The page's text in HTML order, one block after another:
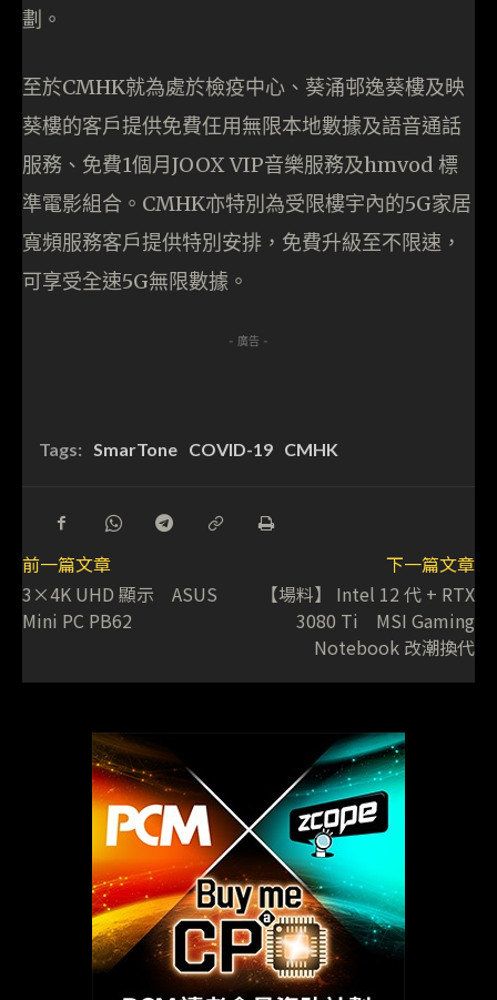
劃。
至於CMHK就為處於檢疫中心、葵涌邨逸葵樓及映
葵樓的客戶提供免費仼用無限本地數據及語音通話
服務、免費1個月JOOX VIP音樂服務及hmvod 標
準電影組合。CMHK亦特別為受限樓宇內的5G家居
寬頻服務客戶提供特別安排，免費升級至不限速，
可享受全速5G無限數據。
- 廣告 -
Tags: SmarTone COVID-19 CMHK
前一篇文章
3×4K UHD 顯示 ASUS
Mini PC PB62
下一篇文章
【場料】 Intel 12 代 + RTX
3080 Ti MSI Gaming
Notebook 改潮換代